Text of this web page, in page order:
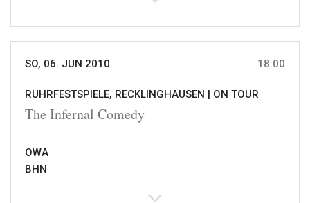
SO, 06. JUN 2010 18:00
RUHRFESTSPIELE, RECKLINGHAUSEN | ON TOUR
The Infernal Comedy
OWA
BHN